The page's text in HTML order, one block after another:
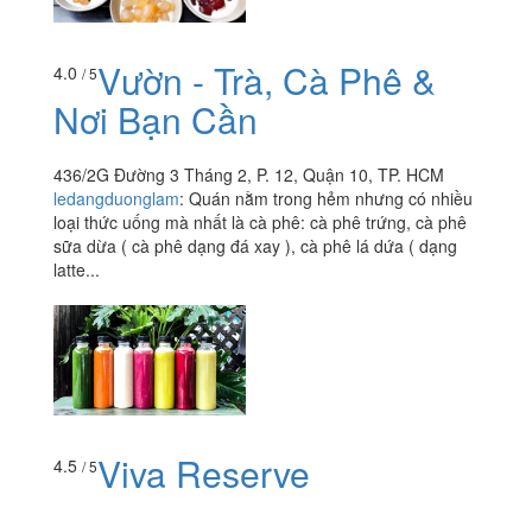
4.0 / 5Vườn - Trà, Cà Phê &
Nơi Bạn Cần
436/2G Đường 3 Tháng 2, P. 12, Quận 10, TP. HCM
ledangduonglam: Quán nằm trong hẻm nhưng có nhiều
loại thức uống mà nhất là cà phê: cà phê trứng, cà phê
sữa dừa ( cà phê dạng đá xay ), cà phê lá dứa ( dạng
latte...
4.5 / 5Viva Reserve